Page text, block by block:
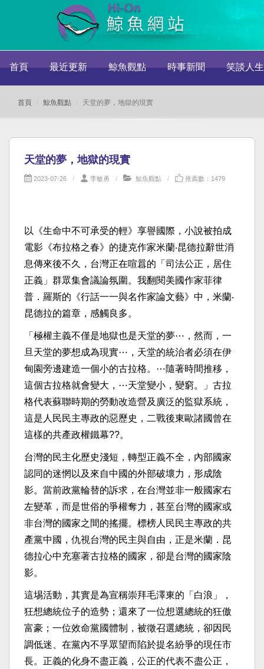
首頁 最近更新 鯨魚觀點 時事新聞 笑談人生
首頁 鯨魚觀點 天堂的夢，地獄的現實
天堂的夢，地獄的現實
2023-07-26 李敏勇 鯨魚觀點 推薦數：1479
以《生命中不可承受的輕》享譽國際，小說被拍成
電影《布拉格之春》的捷克作家米蘭‧昆德拉辭世消
息傳來後不久，台灣正在喧囂的「司法公正，居住
正義」群眾集會議論氛圍。我翻閱美國作家菲律
普．羅斯的《行話一一與名作家論文藝》中，米蘭‧
昆德拉的篇章，感觸良多。
「極權主義不僅是地獄也是天堂的夢⋯，然而，一
旦天堂的夢想成為現實⋯，天堂的統治者必須在伊
甸園旁邊建造一個小的古拉格。⋯隨著時間推移，
這個古拉格就會變大，⋯天堂變小，變窮。」古拉
格代表蘇聯時期的勞動改造營及廣泛的監獄系統，
這是人民民主專政的惡歷史，二戰後東歐諸國曾在
這樣的共產政權鐵幕??。
台灣的民主化歷史淺短，轉型正義不全，內部國家
認同的迷惘以及來自中國的外部破壞力，形成陰
影。當前政黨輪替的訴求，在台灣並非一般國家右
左變革，而是世俗的爭權奪力，甚至台灣的國家或
非台灣的國家之間的搖擺。標榜人民民主專政的共
產黨中國，仇視台灣的民主與自由，正是米蘭．昆
德拉心中充塞著古拉格的國家，卻是台灣的國家陰
影。
這埸活動，其實是為宣稱崇拜毛澤東的「白浪」，
狂想總統位子的造勢；還來了一位想選總統的狂傲
富豪；一位效命黨國體制，被徵召選總統，卻因民
調低迷、在黨內不孚眾望而陷於提名紛爭的現任市
長。正義的化身不盡正義，公正的代表不盡公正，